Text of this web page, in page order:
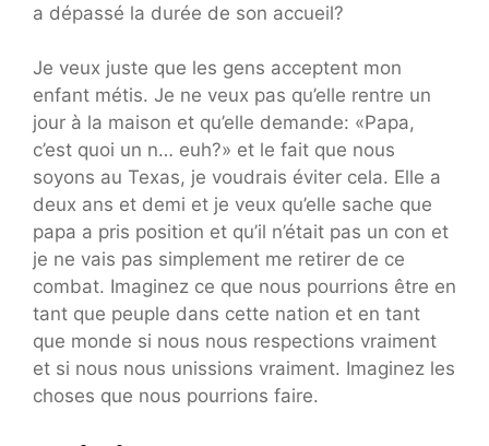
a dépassé la durée de son accueil?
Je veux juste que les gens acceptent mon
enfant métis. Je ne veux pas qu’elle rentre un
jour à la maison et qu’elle demande: «Papa,
c’est quoi un n… euh?» et le fait que nous
soyons au Texas, je voudrais éviter cela. Elle a
deux ans et demi et je veux qu’elle sache que
papa a pris position et qu’il n’était pas un con et
je ne vais pas simplement me retirer de ce
combat. Imaginez ce que nous pourrions être en
tant que peuple dans cette nation et en tant
que monde si nous nous respections vraiment
et si nous nous unissions vraiment. Imaginez les
choses que nous pourrions faire.